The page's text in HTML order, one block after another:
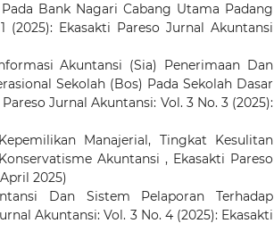
Bank Nagari Cabang Utama Padang
(2025): Ekasakti Pareso Jurnal Akuntansi
Akuntansi (Sia) Penerimaan Dan
Sekolah (Bos) Pada Sekolah Dasar
Jurnal Akuntansi: Vol. 3 No. 3 (2025):
Manajerial, Tingkat Kesulitan
Akuntansi , Ekasakti Pareso
2025)
Dan Sistem Pelaporan Terhadap
Akuntansi: Vol. 3 No. 4 (2025): Ekasakti